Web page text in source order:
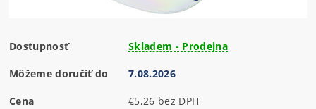
Dostupnosť Skladem - Prodejna
Môžeme doručiť do 7.08.2026
Cena €5,26 bez DPH